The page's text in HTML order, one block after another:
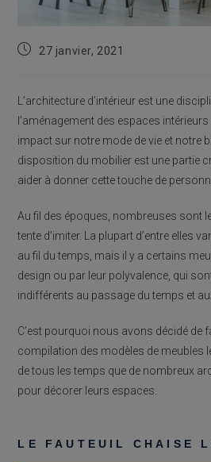
Publication
27 janvier, 2021
L’architecture d’intérieur est une
l’aménagement des espaces intérieurs
impact sur notre mode de vie et notre
disposition du mobilier est une partie
aider à donner cette touche de
Au fil des époques, nombreuses sont
tente d’imiter. La plupart d’entre elles
au fil du temps, mais il y a certains
design ou par leur polyvalence, qui
indifférents au passage du temps et
C’est pourquoi nous avons décidé de
compilation des modèles de meubles
de tous les temps que de nombreux
pour décorer leurs espaces.
LE FAUTEUIL CHAISE